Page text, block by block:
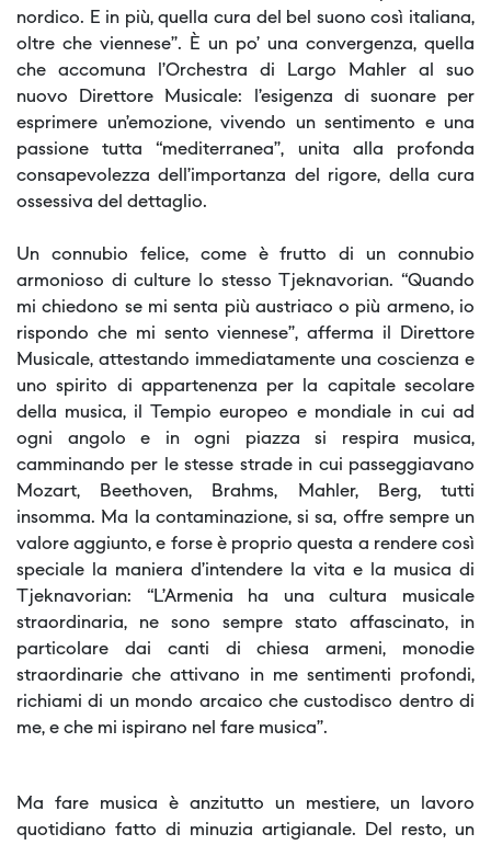
nordico. E in più, quella cura del bel suono così italiana,
oltre che viennese”. È un po’ una convergenza, quella
che accomuna l’Orchestra di Largo Mahler al suo
nuovo Direttore Musicale: l’esigenza di suonare per
esprimere un’emozione, vivendo un sentimento e una
passione tutta “mediterranea”, unita alla profonda
consapevolezza dell’importanza del rigore, della cura
ossessiva del dettaglio.
Un connubio felice, come è frutto di un connubio
armonioso di culture lo stesso Tjeknavorian. “Quando
mi chiedono se mi senta più austriaco o più armeno, io
rispondo che mi sento viennese”, afferma il Direttore
Musicale, attestando immediatamente una coscienza e
uno spirito di appartenenza per la capitale secolare
della musica, il Tempio europeo e mondiale in cui ad
ogni angolo e in ogni piazza si respira musica,
camminando per le stesse strade in cui passeggiavano
Mozart, Beethoven, Brahms, Mahler, Berg, tutti
insomma. Ma la contaminazione, si sa, offre sempre un
valore aggiunto, e forse è proprio questa a rendere così
speciale la maniera d’intendere la vita e la musica di
Tjeknavorian: “L’Armenia ha una cultura musicale
straordinaria, ne sono sempre stato affascinato, in
particolare dai canti di chiesa armeni, monodie
straordinarie che attivano in me sentimenti profondi,
richiami di un mondo arcaico che custodisco dentro di
me, e che mi ispirano nel fare musica”.
Ma fare musica è anzitutto un mestiere, un lavoro
quotidiano fatto di minuzia artigianale. Del resto, un